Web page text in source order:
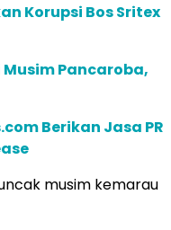
Korupsi Bos Sritex
Pancaroba,
Berikan Jasa PR
musim kemarau